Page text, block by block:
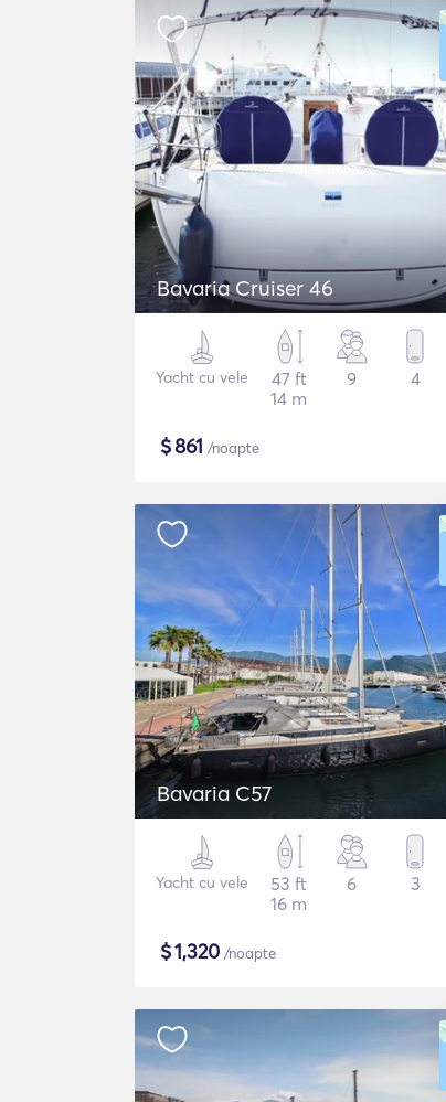
Bavaria Cruiser 46
Yacht cu vele
47 ft
14 m
9 4
$861 /noapte
Bavaria C57
Yacht cu vele
53 ft
16 m
6 3
$1,320 /noapte